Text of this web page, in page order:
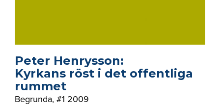
Peter Henrysson:
Kyrkans röst i det offentliga
rummet
Begrunda, #1 2009